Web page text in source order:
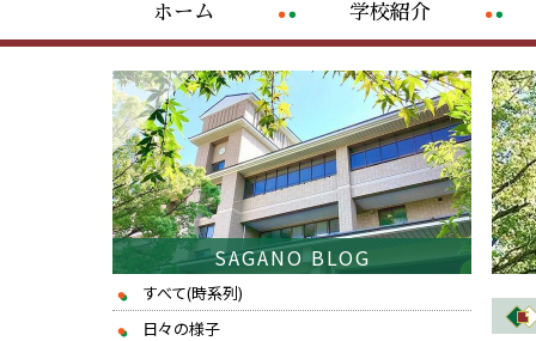
ホーム 学校紹介
SAGANO BLOG
すべて(時系列)
日々の様子